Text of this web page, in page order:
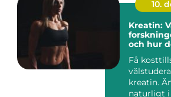
10.
Kreatin:
och hur
Få
kreatin.
naturligt i